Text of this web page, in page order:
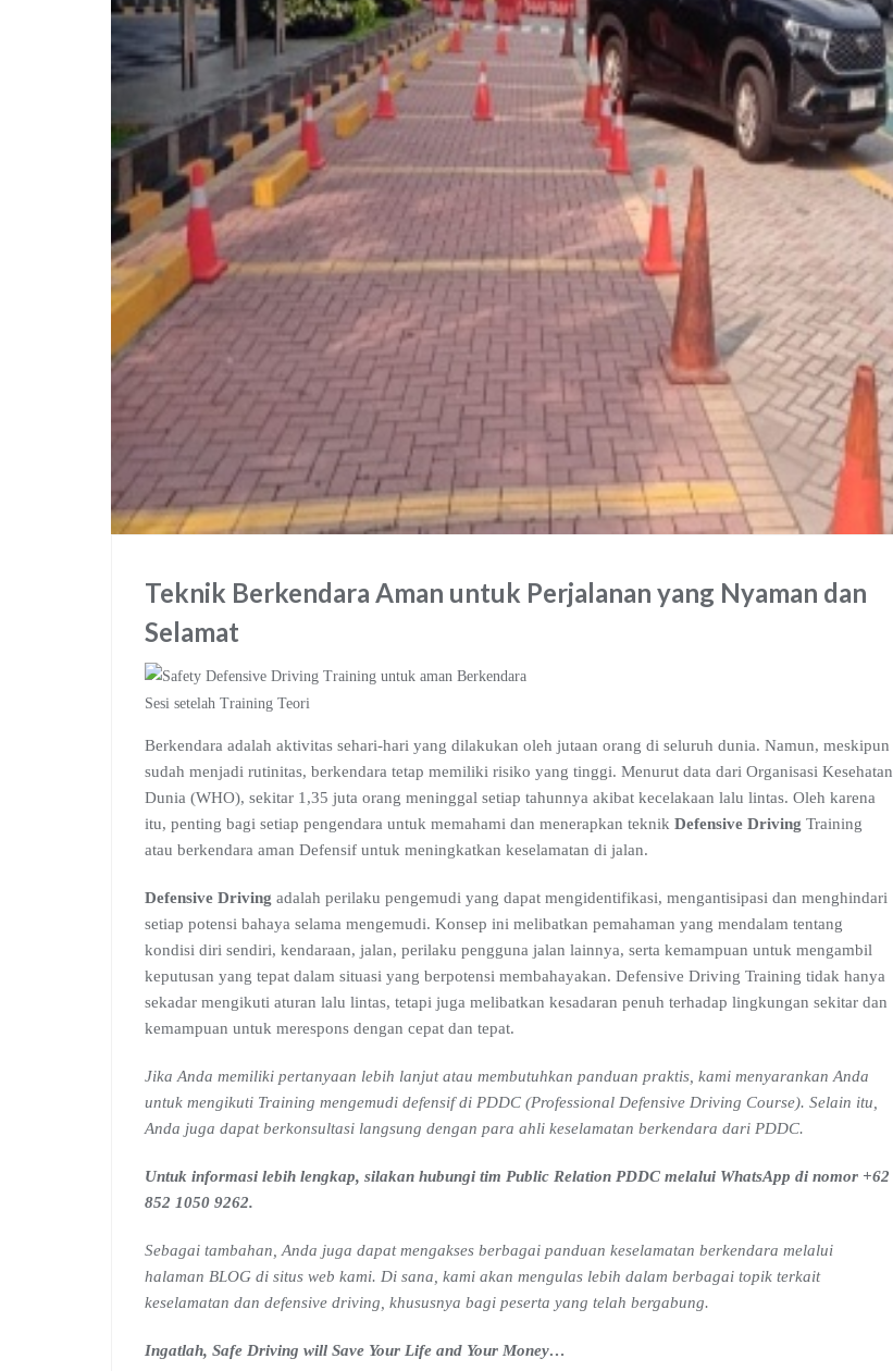
Teknik Berkendara Aman untuk Perjalanan yang Nyaman dan
Selamat
Sesi setelah Training Teori
Berkendara adalah aktivitas sehari-hari yang dilakukan oleh jutaan orang di seluruh dunia. Namun, meskipun
sudah menjadi rutinitas, berkendara tetap memiliki risiko yang tinggi. Menurut data dari Organisasi Kesehatan
Dunia (WHO), sekitar 1,35 juta orang meninggal setiap tahunnya akibat kecelakaan lalu lintas. Oleh karena
itu, penting bagi setiap pengendara untuk memahami dan menerapkan teknik Defensive Driving Training
atau berkendara aman Defensif untuk meningkatkan keselamatan di jalan.
Defensive Driving adalah perilaku pengemudi yang dapat mengidentifikasi, mengantisipasi dan menghindari
setiap potensi bahaya selama mengemudi. Konsep ini melibatkan pemahaman yang mendalam tentang
kondisi diri sendiri, kendaraan, jalan, perilaku pengguna jalan lainnya, serta kemampuan untuk mengambil
keputusan yang tepat dalam situasi yang berpotensi membahayakan. Defensive Driving Training tidak hanya
sekadar mengikuti aturan lalu lintas, tetapi juga melibatkan kesadaran penuh terhadap lingkungan sekitar dan
kemampuan untuk merespons dengan cepat dan tepat.
Jika Anda memiliki pertanyaan lebih lanjut atau membutuhkan panduan praktis, kami menyarankan Anda
untuk mengikuti Training mengemudi defensif di PDDC (Professional Defensive Driving Course). Selain itu,
Anda juga dapat berkonsultasi langsung dengan para ahli keselamatan berkendara dari PDDC.
Untuk informasi lebih lengkap, silakan hubungi tim Public Relation PDDC melalui WhatsApp di nomor +62
852 1050 9262.
Sebagai tambahan, Anda juga dapat mengakses berbagai panduan keselamatan berkendara melalui
halaman BLOG di situs web kami. Di sana, kami akan mengulas lebih dalam berbagai topik terkait
keselamatan dan defensive driving, khususnya bagi peserta yang telah bergabung.
Ingatlah, Safe Driving will Save Your Life and Your Money…